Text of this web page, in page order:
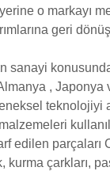
o markayı
geri
sanayi
, Japonya
teknolojiyi
edilen parçaları
kurma çarkları,